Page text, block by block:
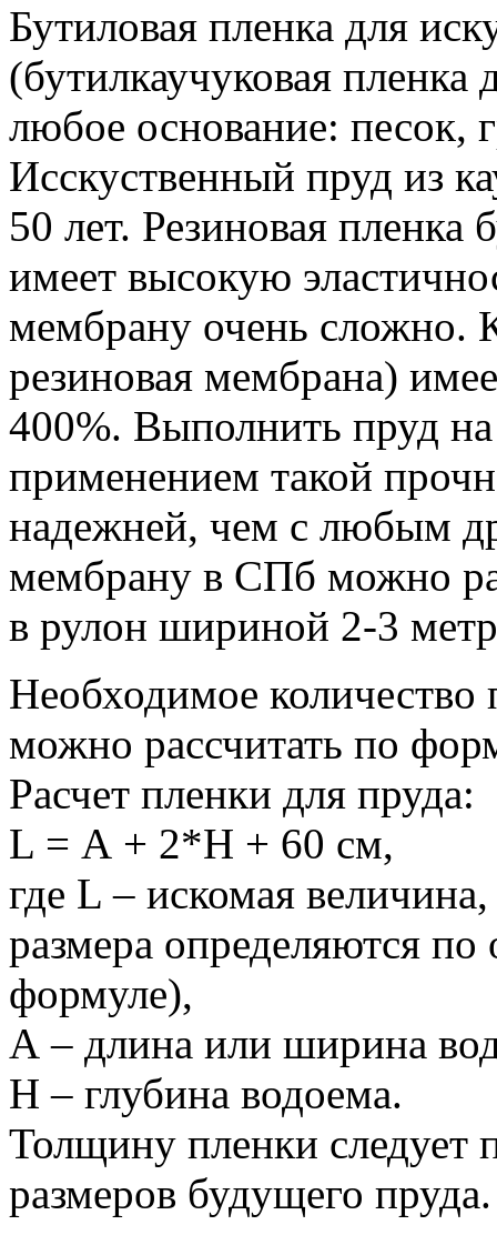
Бутиловая пленка для
(бутилкаучуковая пленка
любое основание: песок,
Исскуственный пруд из
50 лет. Резиновая пленка
имеет высокую
мембрану очень сложно.
резиновая мембрана)
400%. Выполнить пруд
применением такой
надежней, чем с любым
мембрану в СПб можно
в рулон шириной 2-3
Необходимое количество
можно рассчитать по
Расчет пленки для пруда:
L = А + 2*H + 60 см,
где L – искомая
размера определяются
формуле),
А – длина или ширина
H – глубина водоема.
Толщину пленки следует
размеров будущего пруда.